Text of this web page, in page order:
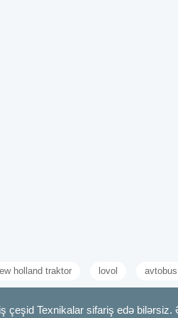
holland traktor lovol avtobus
çeşid Texnikalar sifariş edə